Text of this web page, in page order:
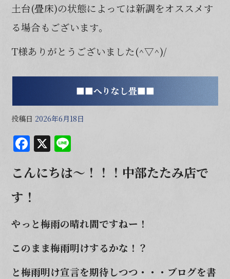
土台(畳床)の状態によっては新調をオススメす
る場合もございます。
T様ありがとうございました(^▽^)/
■■へりなし畳■■
投稿日 2026年6月18日
F
a
c
e
b
o
o
k
X
e
こんにちは～！！！ 中部たたみ店で
す！
やっと梅雨の晴れ間ですねー！
このまま梅雨明けするかな！？
と梅雨明け宣言を期待しつつ・・・ブログを書